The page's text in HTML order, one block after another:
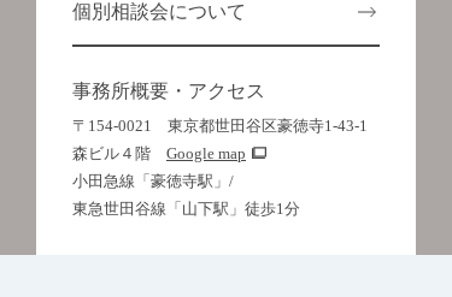
個別相談会について
事務所概要・アクセス
〒154-0021 東京都世田谷区豪徳寺1-43-1
森ビル４階 Google map
小田急線「豪徳寺駅」/
東急世田谷線「山下駅」徒歩1分